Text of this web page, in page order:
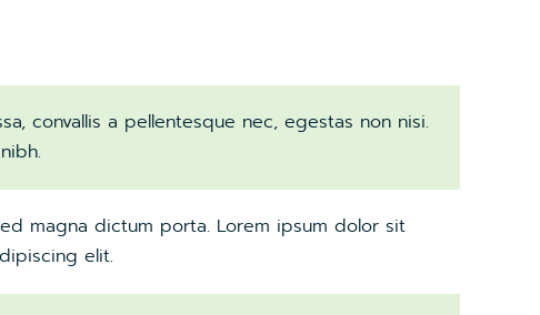
convallis a pellentesque nec, egestas non nisi.
magna dictum porta. Lorem ipsum dolor sit
elit.